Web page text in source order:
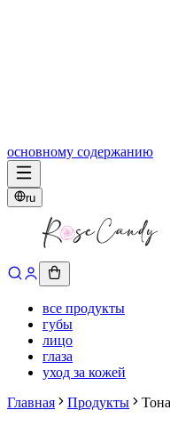
основному содержанию
ru
все продукты
губы
лицо
глаза
уход за кожей
Главная
Продукты